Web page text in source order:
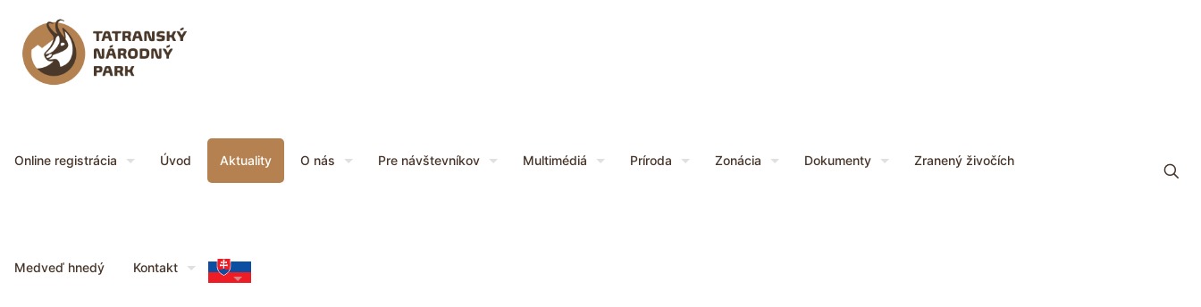
Online registrácia Úvod Aktuality O nás Pre návštevníkov Multimédiá Príroda Zonácia Dokumenty Zranený živočích
Medveď hnedý Kontakt